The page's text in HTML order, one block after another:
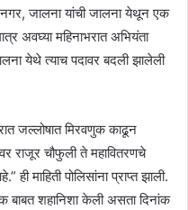
नगर, जालना यांची जालना येथून एक
अवघ्या महिनाभरात अभियंता
येथे त्याच पदावर बदली झालेली
जल्लोषात मिरवणुक काढून
राजूर चौफुली ते महावितरणचे
माहिती पोलिसांना प्राप्त झाली.
बाबत शहानिशा केली असता दिनांक